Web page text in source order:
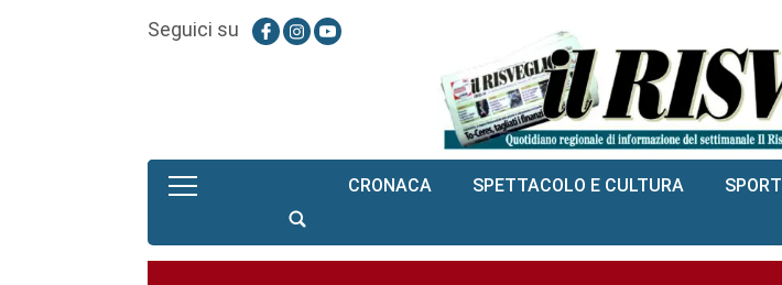
Seguici su
CRONACA SPETTACOLO E CULTURA SPORT